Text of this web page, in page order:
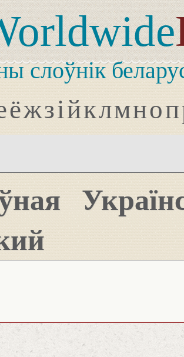
слоўнік
ёжзійклмноп